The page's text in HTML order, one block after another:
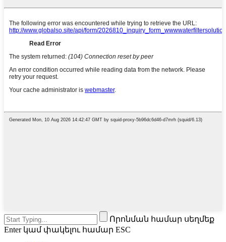
Որոնման համար սեղմեք
Enter կամ փակելու համար ESC